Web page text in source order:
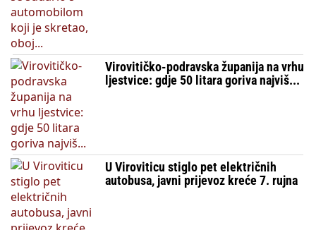
Virovitičko-podravska županija na vrhu
ljestvice: gdje 50 litara goriva najviš...
U Viroviticu stiglo pet električnih
autobusa, javni prijevoz kreće 7. rujna